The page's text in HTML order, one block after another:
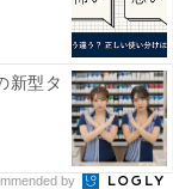
iPhoneの
「Safari」で開
認したり、
単に作業を引き
新型タ
by